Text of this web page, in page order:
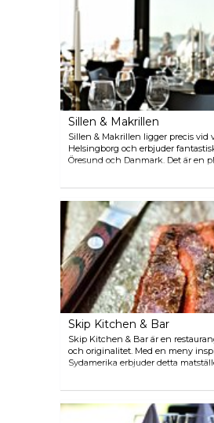
dig ner i restaurangen, ät och
på en shoppingrunda och njut av
och tillbaka över Öresund. Flera
spelas det livemusik på båtarna.
minuter att korsa sundet och går
i timmen beroende på när du
från Helsingborg till Helsingör är
flesta blir det emellertid en dubbel
trippel tura.
Sillen & Makrillen
Sillen & Makrillen ligger precis vid
Helsingborg och erbjuder
Öresund och Danmark. Det är en
varva ner och se båtar passera
andra årstiderna. Föreställ dig att
middag under en stormig
vindar och vågor som slår mot
Makrillen ligger fokus på maten
fisk och skaldjur. De arbetar med
råvaror från lokala leverantörer och
menyn efter säsongens utbud.
Skip Kitchen & Bar
Skip Kitchen & Bar är en
och originalitet. Med en meny
Sydamerika erbjuder detta
blandning av kött- och fiskrätter,